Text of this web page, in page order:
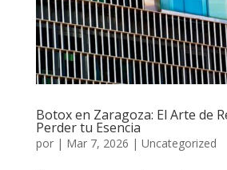
Botox en Zaragoza: El Arte de
Perder tu Esencia
por | Mar 7, 2026 | Uncategorized